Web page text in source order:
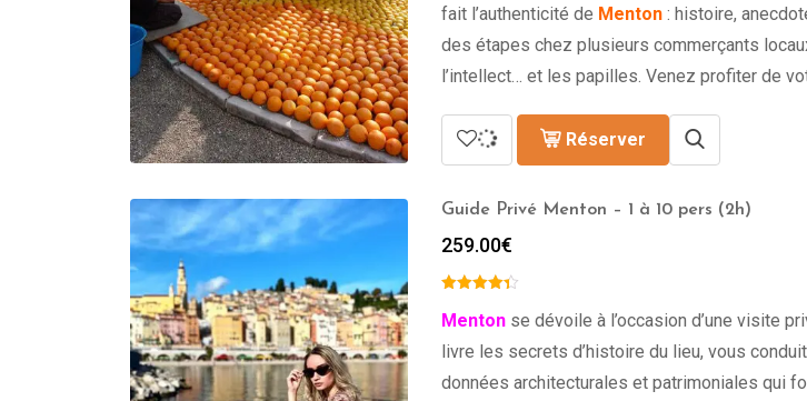
fait l’authenticité de Menton : histoire,
des étapes chez plusieurs commerçants
l’intellect… et les papilles. Venez profiter de
Réserver
Guide Privé Menton – 1 à 10 pers (2h)
259.00€
Menton se dévoile à l’occasion d’une visite
livre les secrets d’histoire du lieu, vous
données architecturales et patrimoniales qui